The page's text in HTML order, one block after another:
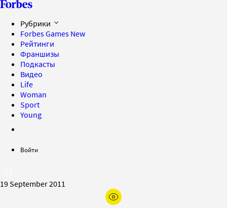
Рубрики
Forbes Games New
Рейтинги
Франшизы
Подкасты
Видео
Life
Woman
Sport
Young
Войти
19 September 2011